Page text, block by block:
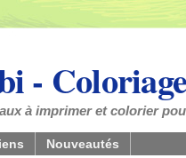
-
à imprimer et colorier
Nouveautés